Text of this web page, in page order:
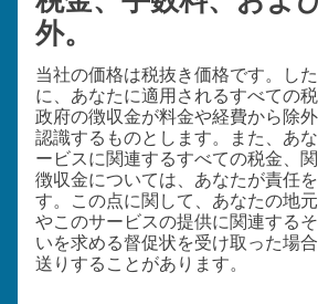
外。
当社の価格は税抜き価格です。し
に、あなたに適用されるすべての
政府の徴収金が料金や経費から除
認識するものとします。また、あ
ービスに関連するすべての税金、
徴収金については、あなたが責任
す。この点に関して、あなたの地
やこのサービスの提供に関連する
いを求める督促状を受け取った場
送りすることがあります。